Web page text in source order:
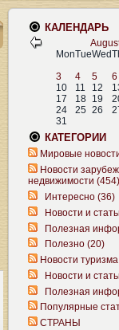
КАЛЕНДАРЬ
MonTueWed
3
4 5 6
10
11 12
17
18 19
24
25 26
31
КАТЕГОРИИ
Мировые
Новости
недвижимости (454)
Интересно (36)
Новости и
Полезная
Полезно (20)
Новости
Новости и
Полезная
Популярные
СТРАНЫ